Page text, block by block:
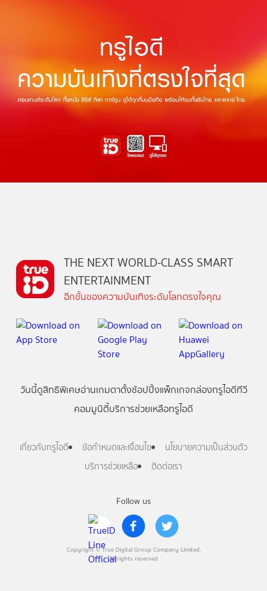
Follow us
Copyright © True Digital Group Company Limited.
All rights reserved
THE NEXT WORLD-CLASS SMART
ENTERTAINMENT
อีกขั้นของความบันเทิงระดับโลกตรงใจคุณ
วันนี้ดูสิทธิพิเศษอ่านเกมตาตั้งช้อปปิ้งแพ็กเกจกล่องทรูไอดีทีวี
คอมมูนิตี้บริการช่วยเหลือทรูไอดี
เกี่ยวกับทรูไอดี ข้อกำหนดและเงื่อนไข
นโยบายความเป็นส่วนตัว
บริการช่วยเหลือ
ติดต่อเรา